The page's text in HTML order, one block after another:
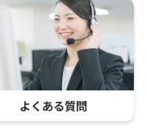
よくある質問